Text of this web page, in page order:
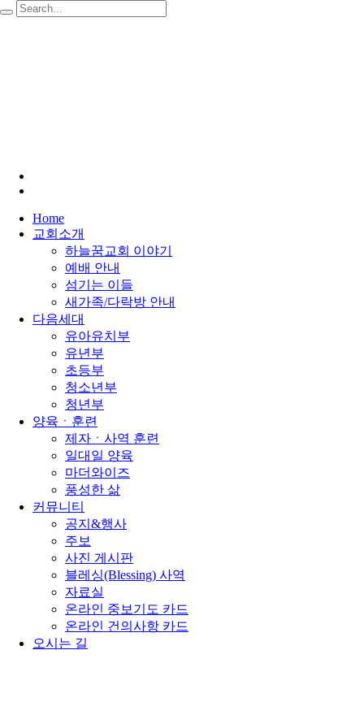
Home
교회소개
하늘꿈교회 이야기
예배 안내
섬기는 이들
새가족/다락방 안내
다음세대
유아유치부
유년부
초등부
청소년부
청년부
양육ㆍ훈련
제자ㆍ사역 훈련
일대일 양육
마더와이즈
풍성한 삶
커뮤니티
공지&행사
주보
사진 게시판
블레싱(Blessing) 사역
자료실
온라인 중보기도 카드
온라인 건의사항 카드
오시는 길